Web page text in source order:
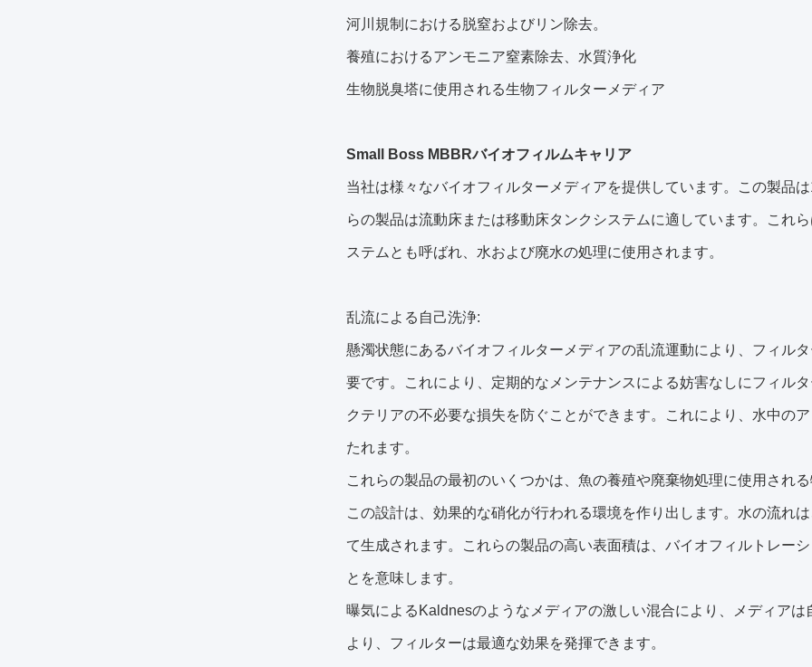
河川規制における脱窒およびリン除去。
養殖におけるアンモニア窒素除去、水質浄化
生物脱臭塔に使用される生物フィルターメディア
Small Boss MBBRバイオフィルムキャリア
当社は様々なバイオフィルターメディアを提供しています。この製品
らの製品は流動床または移動床タンクシステムに適しています。これ
ステムとも呼ばれ、水および廃水の処理に使用されます。
乱流による自己洗浄:
懸濁状態にあるバイオフィルターメディアの乱流運動により、フィル
要です。これにより、定期的なメンテナンスによる妨害なしにフィル
クテリアの不必要な損失を防ぐことができます。これにより、水中の
たれます。
これらの製品の最初のいくつかは、魚の養殖や廃棄物処理に使用され
この設計は、効果的な硝化が行われる環境を作り出します。水の流れ
て生成されます。これらの製品の高い表面積は、バイオフィルトレー
とを意味します。
曝気によるKaldnesのようなメディアの激しい混合により、メディア
より、フィルターは最適な効果を発揮できます。